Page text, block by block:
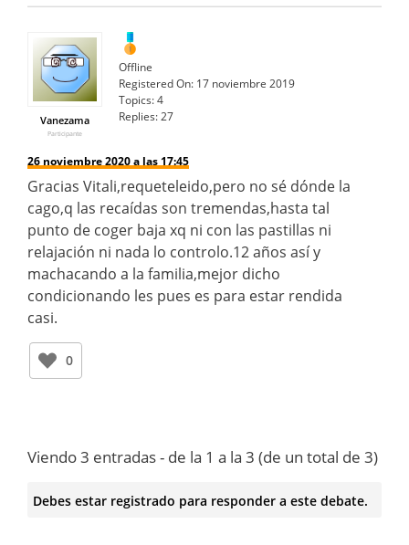
Vanezama
Participante
Offline
Registered On: 17 noviembre 2019
Topics:4
Replies:27
26 noviembre 2020 a las 17:45
Gracias Vitali,requeteleido,pero no sé dónde la
cago,q las recaídas son tremendas,hasta tal
punto de coger baja xq ni con las pastillas ni
relajación ni nada lo controlo.12 años así y
machacando a la familia,mejor dicho
condicionando les pues es para estar rendida
casi.
0
Viendo 3 entradas - de la 1 a la 3 (de un total de 3)
Debes estar registrado para responder a este debate.